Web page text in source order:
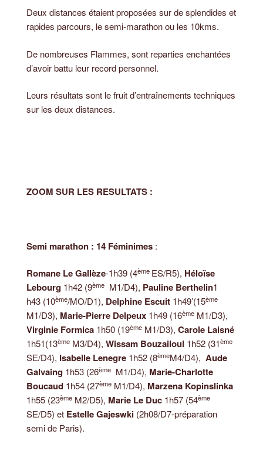
Deux distances étaient proposées sur de splendides et
rapides parcours, le semi-marathon ou les 10kms.
De nombreuses Flammes, sont reparties enchantées
d’avoir battu leur record personnel.
Leurs résultats sont le fruit d’entraînements techniques
sur les deux distances.
ZOOM SUR LES RESULTATS :
Semi marathon : 14 Féminimes :
Romane Le Gallèze-1h39 (4ème ES/R5), Héloïse
Lebourg 1h42 (9ème M1/D4), Pauline Berthelin1
h43 (10ème/MO/D1), Delphine Escuit 1h49’(15ème
M1/D3), Marie-Pierre Delpeux 1h49 (16ème M1/D3),
Virginie Formica 1h50 (19ème M1/D3), Carole Laisné
1h51(13ème M3/D4), Wissam Bouzailoul 1h52 (31ème
SE/D4), Isabelle Lenegre 1h52 (8èmeM4/D4), Aude
Galvaing 1h53 (26ème M1/D4), Marie-Charlotte
Boucaud 1h54 (27ème M1/D4), Marzena Kopinslinka
1h55 (23ème M2/D5), Marie Le Duc 1h57 (54ème
SE/D5) et Estelle Gajeswki (2h08/D7-préparation
semi de Paris).